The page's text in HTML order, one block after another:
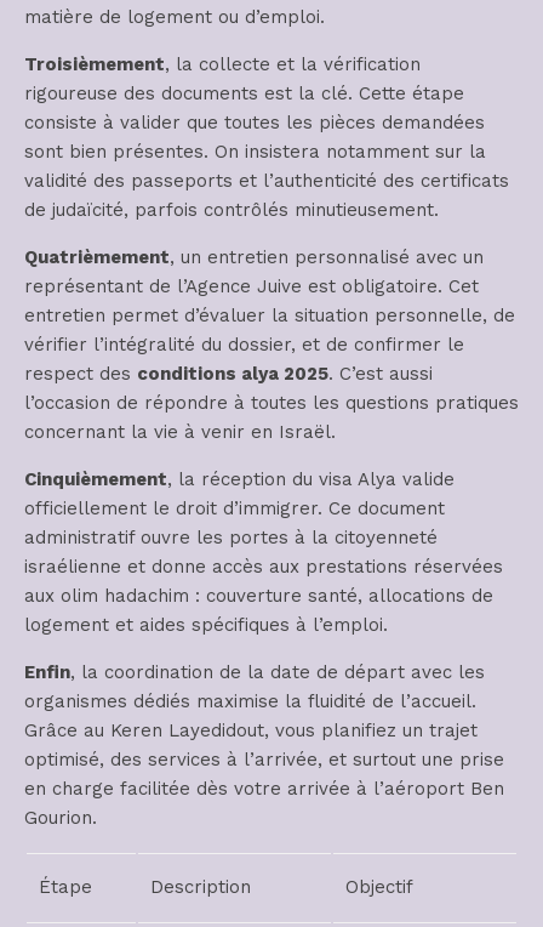
matière de logement ou d’emploi.
Troisièmement, la collecte et la vérification
rigoureuse des documents est la clé. Cette étape
consiste à valider que toutes les pièces demandées
sont bien présentes. On insistera notamment sur la
validité des passeports et l’authenticité des certificats
de judaïcité, parfois contrôlés minutieusement.
Quatrièmement, un entretien personnalisé avec un
représentant de l’Agence Juive est obligatoire. Cet
entretien permet d’évaluer la situation personnelle, de
vérifier l’intégralité du dossier, et de confirmer le
respect des conditions alya 2025. C’est aussi
l’occasion de répondre à toutes les questions pratiques
concernant la vie à venir en Israël.
Cinquièmement, la réception du visa Alya valide
officiellement le droit d’immigrer. Ce document
administratif ouvre les portes à la citoyenneté
israélienne et donne accès aux prestations réservées
aux olim hadachim : couverture santé, allocations de
logement et aides spécifiques à l’emploi.
Enfin, la coordination de la date de départ avec les
organismes dédiés maximise la fluidité de l’accueil.
Grâce au Keren Layedidout, vous planifiez un trajet
optimisé, des services à l’arrivée, et surtout une prise
en charge facilitée dès votre arrivée à l’aéroport Ben
Gourion.
Étape Description Objectif